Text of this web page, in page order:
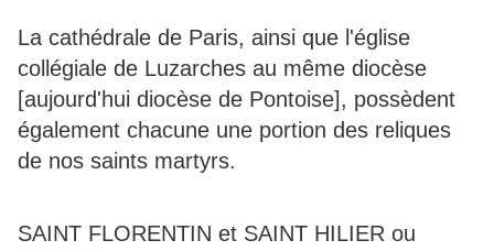
La cathédrale de Paris, ainsi que l'église
collégiale de Luzarches au même diocèse
[aujourd'hui diocèse de Pontoise], possèdent
également chacune une portion des reliques
de nos saints martyrs.
SAINT FLORENTIN et SAINT HILIER ou